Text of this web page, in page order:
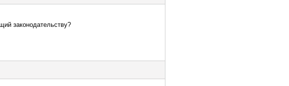
законодательству?